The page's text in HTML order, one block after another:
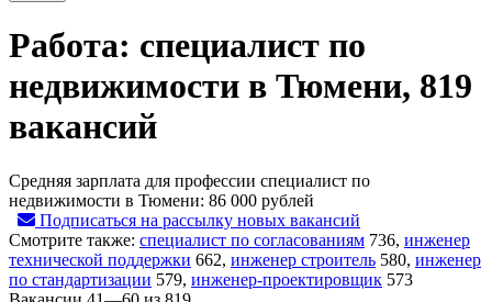
Работа: специалист по
недвижимости в Тюмени, 819
вакансий
Средняя зарплата для профессии специалист по
недвижимости в Тюмени: 86 000 рублей
Подписаться на рассылку новых вакансий
Смотрите также: специалист по согласованиям 736, инженер
технической поддержки 662, инженер строитель 580, инженер
по стандартизации 579, инженер-проектировщик 573